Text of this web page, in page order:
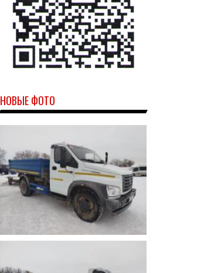
НОВЫЕ ФОТО